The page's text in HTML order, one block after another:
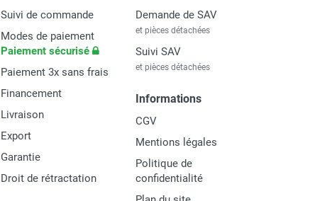
Suivi de commande
Modes de paiement
Paiement sécurisé
Paiement 3x sans frais
Financement
Livraison
Export
Garantie
Droit de rétractation
Demande de SAV
et pièces détachées
Suivi SAV
et pièces détachées
Informations
CGV
Mentions légales
Politique de
confidentialité